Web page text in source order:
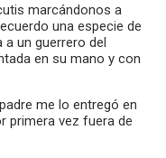
marcándonos a
una especie de
un guerrero del
en su mano y con
me lo entregó en
primera vez fuera de